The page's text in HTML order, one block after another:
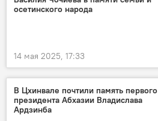
осетинского народа
14 мая 2025, 17:33
В Цхинвале почтили память первого
президента Абхазии Владислава
Ардзинба